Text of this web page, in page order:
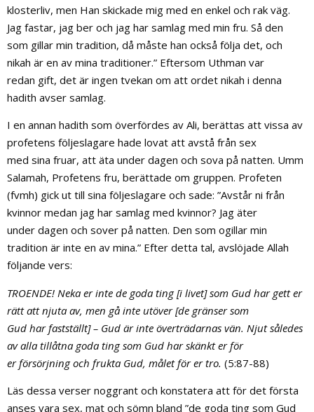
klosterliv, men Han skickade mig med en enkel och rak väg.
Jag fastar, jag ber och jag har samlag med min fru. Så den
som gillar min tradition, då måste han också följa det, och
nikah är en av mina traditioner.” Eftersom Uthman var
redan gift, det är ingen tvekan om att ordet nikah i denna
hadith avser samlag.
I en annan hadith som överfördes av Ali, berättas att vissa av
profetens följeslagare hade lovat att avstå från sex
med sina fruar, att äta under dagen och sova på natten. Umm
Salamah, Profetens fru, berättade om gruppen. Profeten
(fvmh) gick ut till sina följeslagare och sade: ”Avstår ni från
kvinnor medan jag har samlag med kvinnor? Jag äter
under dagen och sover på natten. Den som ogillar min
tradition är inte en av mina.” Efter detta tal, avslöjade Allah
följande vers:
TROENDE! Neka er inte de goda ting [i livet] som Gud har gett er
rätt att njuta av, men gå inte utöver [de gränser som
Gud har fastställt] – Gud är inte överträdarnas vän. Njut således
av alla tillåtna goda ting som Gud har skänkt er för
er försörjning och frukta Gud, målet för er tro. (5:87-88)
Läs dessa verser noggrant och konstatera att för det första
anses vara sex, mat och sömn bland ”de goda ting som Gud